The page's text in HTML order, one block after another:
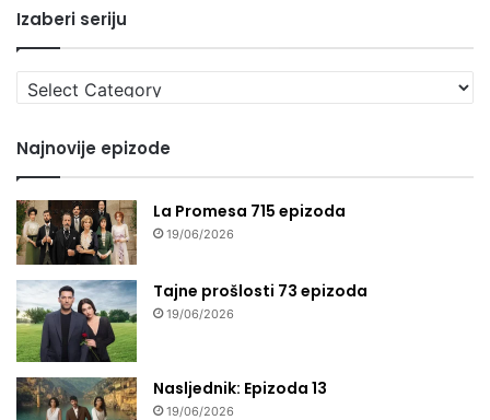
Izaberi seriju
Izaberi
seriju
Najnovije epizode
La Promesa 715 epizoda
19/06/2026
Tajne prošlosti 73 epizoda
19/06/2026
Nasljednik: Epizoda 13
19/06/2026